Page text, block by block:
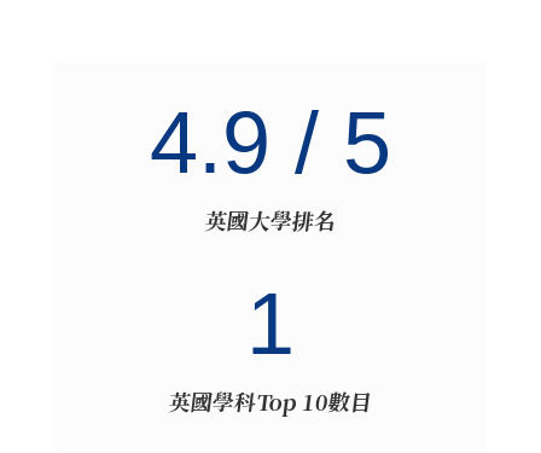
4.9 / 5
英國大學排名
1
英國學科Top 10數目